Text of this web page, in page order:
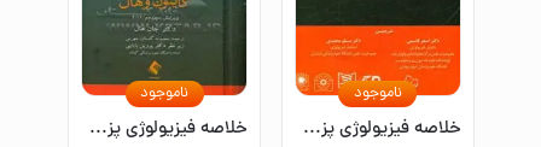
خلاصه فیزیولوژی پزشکی گایتون / هال 2016
ناموجود
خلاصه فیزیولوژی پزشکی گایتون و هال 2016
ناموجود